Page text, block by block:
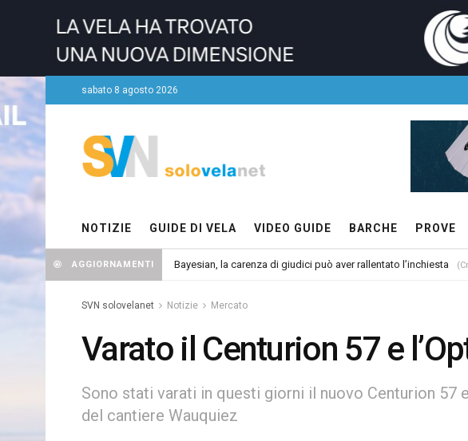
sabato 8 agosto 2026
NOTIZIE GUIDE DI VELA VIDEO GUIDE BARCHE PROVE
AGGIORNAMENTI Bayesian, la carenza di giudici può aver rallentato l’inchiesta
SVN solovelanet Notizie Mercato
Varato il Centurion 57 e
Sono stati varati in questi giorni il nuovo Centurion 57
del cantiere Wauquiez